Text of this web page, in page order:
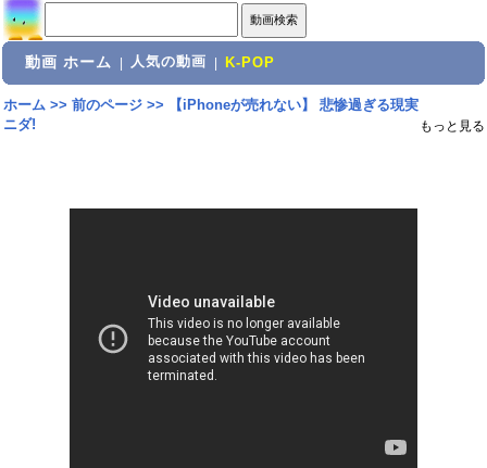
動画 ホーム 人気の動画 K-POP
ホーム>> 前のページ>>
【iPhoneが売れない】 悲惨過ぎる現実
ニダ!
もっと見る